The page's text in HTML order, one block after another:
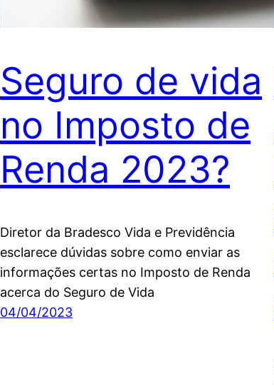
Seguro de vida
no Imposto de
Renda 2023?
Diretor da Bradesco Vida e Previdência
esclarece dúvidas sobre como enviar as
informações certas no Imposto de Renda
acerca do Seguro de Vida
04/04/2023